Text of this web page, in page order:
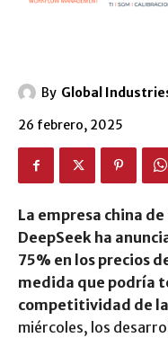
By Global
26 febrero, 2025
La empresa china
DeepSeek ha
75% en los precios
medida que podría
competitividad de
miércoles, los